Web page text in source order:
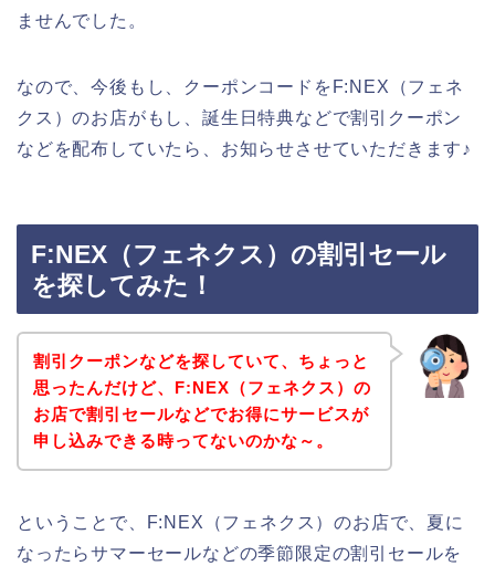
ませんでした。
なので、今後もし、クーポンコードをF:NEX（フェネ
クス）のお店がもし、誕生日特典などで割引クーポン
などを配布していたら、お知らせさせていただきます♪
F:NEX（フェネクス）の割引セール
を探してみた！
割引クーポンなどを探していて、ちょっと
思ったんだけど、F:NEX（フェネクス）の
お店で割引セールなどでお得にサービスが
申し込みできる時ってないのかな～。
ということで、F:NEX（フェネクス）のお店で、夏に
なったらサマーセールなどの季節限定の割引セールを